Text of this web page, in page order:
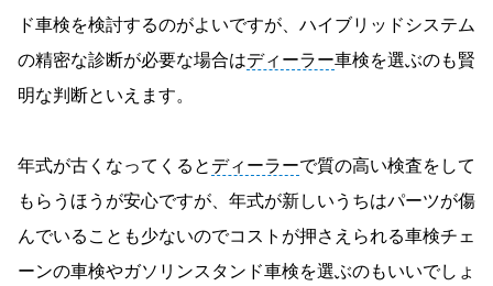
ド車検を検討するのがよいですが、ハイブリッドシステム
の精密な診断が必要な場合はディーラー車検を選ぶのも賢
明な判断といえます。
年式が古くなってくると ディーラーで質の高い検査をして
もらうほうが安心ですが、年式が新しいうちはパーツが傷
んでいることも少ないのでコストが押さえられる車検チェ
ーンの車検やガソリンスタンド車検を選ぶのもいいでしょ